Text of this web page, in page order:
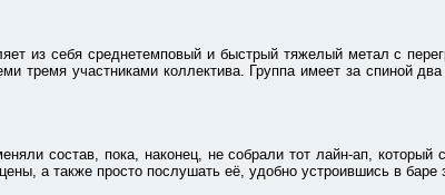
себя среднетемповый и быстрый тяжелый метал с
тремя участниками коллектива. Группа имеет за спиной
пока, наконец, не собрали тот лайн-ап, который
а также просто послушать её, удобно устроившись в